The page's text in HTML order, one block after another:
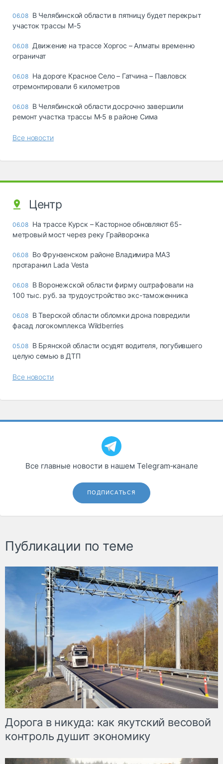
06.08 В Челябинской области в пятницу будет перекрыт
участок трассы М-5
06.08 Движение на трассе Хоргос – Алматы временно
ограничат
06.08 На дороге Красное Село – Гатчина – Павловск
отремонтировали 6 километров
06.08 В Челябинской области досрочно завершили
ремонт участка трассы М‑5 в районе Сима
Все новости
Центр
06.08 На трассе Курск – Касторное обновляют 65-
метровый мост через реку Грайворонка
06.08 Во Фрунзенском районе Владимира МАЗ
протаранил Lada Vesta
06.08 В Воронежской области фирму оштрафовали на
100 тыс. руб. за трудоустройство экс-таможенника
06.08 В Тверской области обломки дрона повредили
фасад логокомплекса Wildberries
05.08 В Брянской области осудят водителя, погубившего
целую семью в ДТП
Все новости
Все главные новости в нашем Telegram‑канале
ПОДПИСАТЬСЯ
Публикации по теме
Дорога в никуда: как якутский весовой
контроль душит экономику